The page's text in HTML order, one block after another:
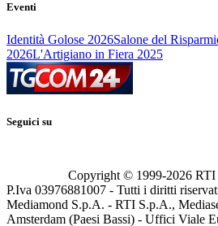
Eventi
Identità Golose 2026Salone del
2026L'Artigiano in Fiera 2025
Seguici su
Copyright © 1999-2026 RTI
P.Iva 03976881007 - Tutti i diritti
Mediamond S.p.A. - RTI S.p.A.,
Amsterdam (Paesi Bassi) - Uffici Viale